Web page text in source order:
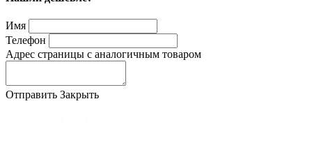
Имя
Телефон
Адрес страницы с аналогичным товаром
Отправить Закрыть